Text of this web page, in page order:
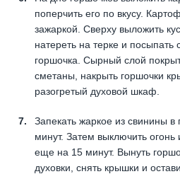
поперчить его по вкусу.
зажаркой. Сверху выложить
натереть на терке и
горшочка. Сырный слой
сметаны, накрыть горшочки
разогретый духовой шкаф.
Запекать жаркое из свинины
минут. Затем выключить огонь
еще на 15 минут. Вынуть
духовки, снять крышки и